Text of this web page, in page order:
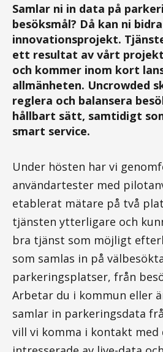
Samlar ni in data på
besöksmål? Då kan ni
innovationsprojekt.
ett resultat av vårt
och kommer inom kort
allmänheten. Uncrowded
reglera och balansera
hållbart sätt, samtidigt
smart service.
Under hösten har vi
användartester med
etablerat mätare på två
tjänsten ytterligare och
bra tjänst som möjligt
som samlas in på
parkeringsplatser, från
Arbetar du i kommun eller
samlar in parkeringsdata
vill vi komma i kontakt med